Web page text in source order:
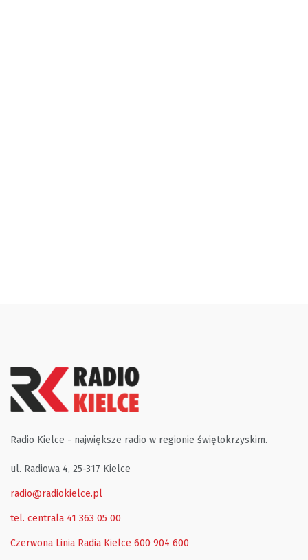
Radio Kielce - największe radio w regionie świętokrzyskim.
ul. Radiowa 4, 25-317 Kielce
radio@radiokielce.pl
tel. centrala 41 363 05 00
Czerwona Linia Radia Kielce 600 904 600